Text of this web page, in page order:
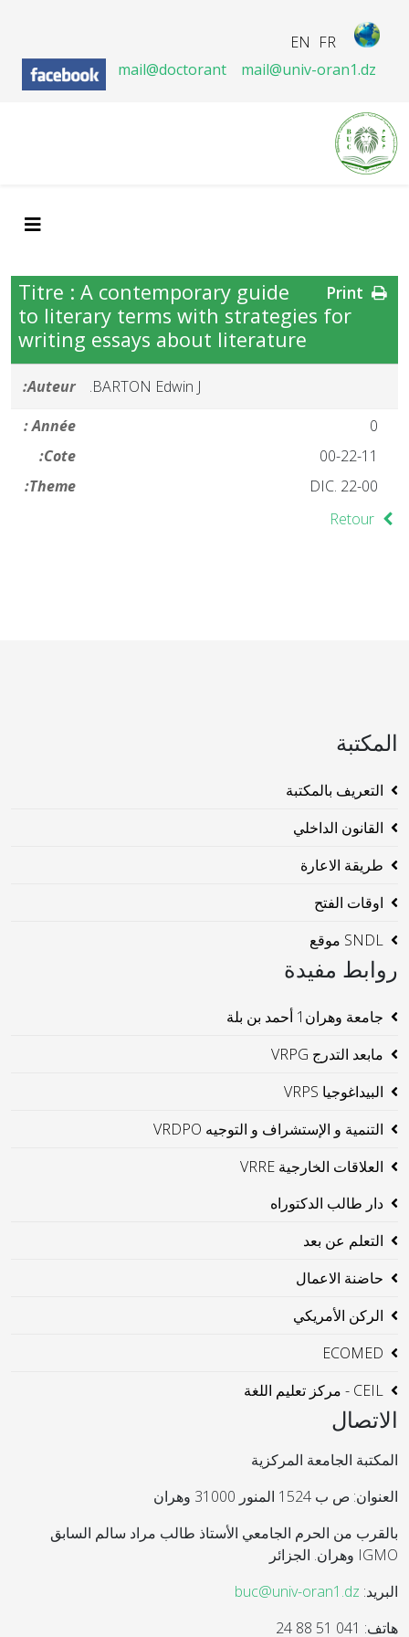
FR
EN
mail@doctorant
mail@univ-oran1.dz
Titre : A contemporary guide
to literary terms with strategies for
writing essays about literature
Auteur:
BARTON Edwin J.
Année :
0
Cote:
00-22-11
Theme:
DIC. 22-00
Retour
المكتبة
التعريف بالمكتبة
القانون الداخلي
طريقة الاعارة
اوقات الفتح
SNDL موقع
روابط مفيدة
جامعة وهران1 أحمد بن بلة
مابعد التدرج VRPG
البيداغوجيا VRPS
التنمية و الإستشراف و التوجيه VRDPO
العلاقات الخارجية VRRE
دار طالب الدكتوراه
التعلم عن بعد
حاضنة الاعمال
الركن الأمريكي
ECOMED
CEIL - مركز تعليم اللغة
الاتصال
المكتبة الجامعة المركزية
العنوان: ص ب 1524 المنور 31000 وهران
بالقرب من الحرم الجامعي الأستاذ طالب مراد سالم السابق
IGMO وهران. الجزائر
البريد: buc@univ-oran1.dz
هاتف: 041 51 88 24